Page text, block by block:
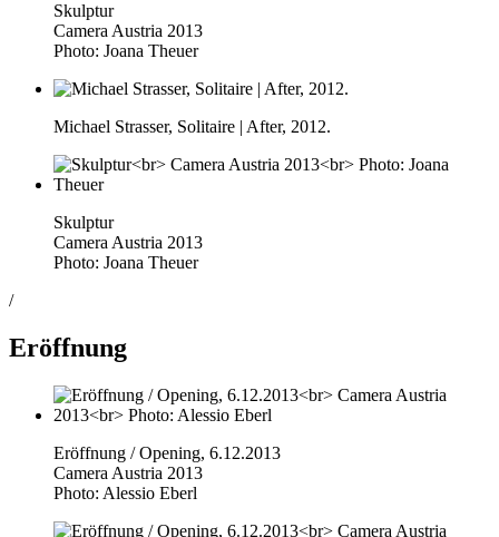
Skulptur
Camera Austria 2013
Photo: Joana Theuer
Michael Strasser, Solitaire | After, 2012.
Skulptur
Camera Austria 2013
Photo: Joana Theuer
/
Eröffnung
Eröffnung / Opening, 6.12.2013
Camera Austria 2013
Photo: Alessio Eberl